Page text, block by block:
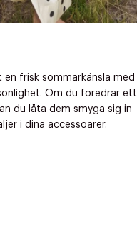
en frisk sommarkänsla med
Om du föredrar ett
du låta dem smyga sig in
i dina accessoarer.